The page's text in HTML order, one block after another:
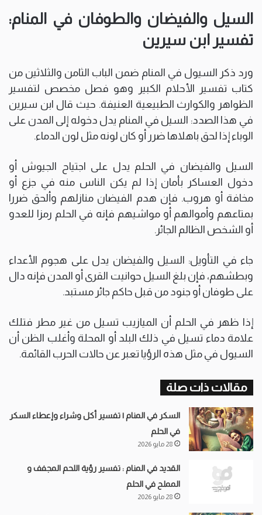
السيل والفيضان والطوفان في المنام:
تفسير ابن سيرين
ورد ذكر السيول في المنام ضمن الباب الثامن والثلاثين من
كتاب تفسير الأحلام الكبير وهو فصل مخصص لتفسير
الظواهر والكوارث الطبيعية العنيفة. حيث قال ابن سيرين
في هذا الصدد: السيل في المنام يدل دخوله إلى المدن على
الوباء إذا لحق باهلاها ضرر أو كان لونه مثل لون الدماء.
السيل والفيضان في الحلم يدل على اجتياح الجيوش أو
دخول العساكر بأمان إذا لم يكن الناس منه في جزع أو
مخافة أو هروب. فإن هدم الفيضان منازلهم وألحق ضررا
بمتاعهم وأموالهم أو مواشيهم فإنه في الحلم رمزا للعدو
أو الشخص الظالم الجائر.
جاء في التأويل: السيل والفيضان يدل على هجوم الأعداء
وبطشهم، فإن بلغ السيل حوانيت القرى أو المدن فإنه دال
على طوفان أو جنود من قبل حاكم جائر مستبد.
إذا ظهر في الحلم أن الميازيب تسيل من غير مطر فتلك
علامة دماء تسيل في ذلك البلد أو المحلة وأغلب الظن أن
السيول في مثل هذه الرؤيا تعبر عن حالات الحرب القائمة.
مقالات ذات صلة
السكر في المنام | تفسير أكل وشراء وإعطاء السكر
في الحلم
28 مايو 2026
القديد في المنام : تفسير رؤية اللحم المجفف و
المملح في الحلم
28 مايو 2026